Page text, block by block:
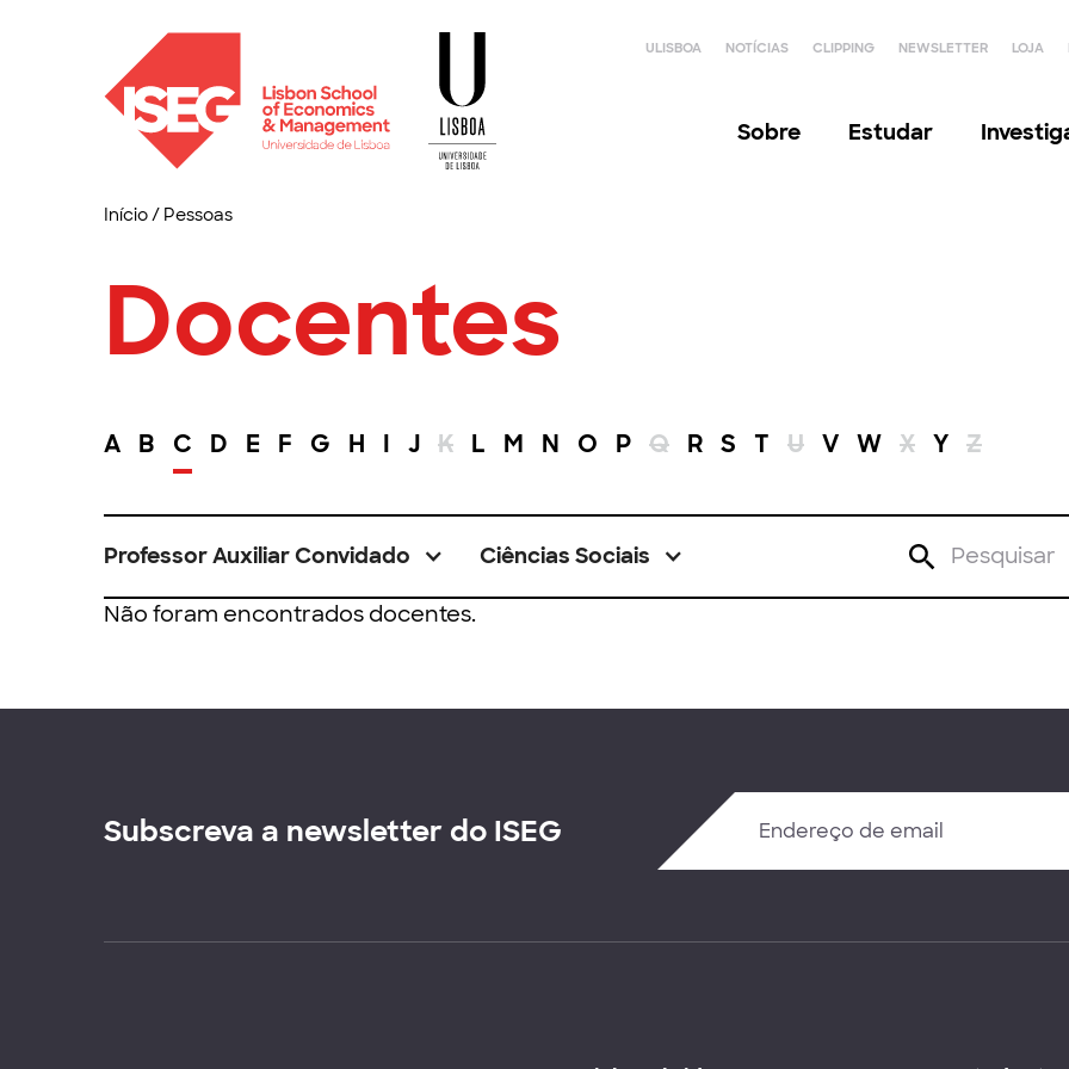
ULISBOA NOTÍCIAS CLIPPING NEWSLETTER LOJA
Sobre Estudar
Início/ Pessoas
Docentes
A B C D E F G H I J K L M N O P Q R S T U V W X Y Z
Professor Auxiliar Convidado Ciências Sociais
Não foram encontrados docentes.
Subscreva a newsletter do ISEG